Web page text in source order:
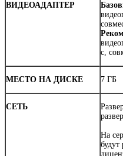
ВИДЕОАДАПТЕР
с,
МЕСТО НА ДИСКЕ 7 ГБ
СЕТЬ
На
будут